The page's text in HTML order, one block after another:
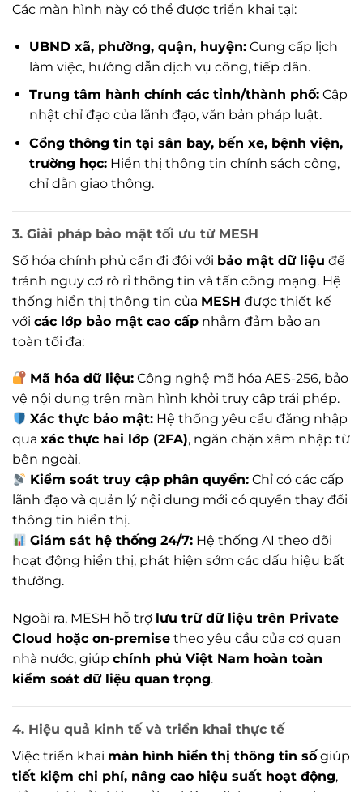
Các màn hình này có thể được triển khai tại:
UBND xã, phường, quận, huyện:Cung cấp lịch
làm việc, hướng dẫn dịch vụ công, tiếp dân.
Trung tâm hành chính các tỉnh/thành phố:Cập
nhật chỉ đạo của lãnh đạo, văn bản pháp luật.
Cổng thông tin tại sân bay, bến xe, bệnh viện,
trường học:Hiển thị thông tin chính sách công,
chỉ dẫn giao thông.
3. Giải pháp bảo mật tối ưu từ MESH
Số hóa chính phủ cần đi đôi với bảo mật dữ liệu để
tránh nguy cơ rò rỉ thông tin và tấn công mạng. Hệ
thống hiển thị thông tin của MESH được thiết kế
với các lớp bảo mật cao cấp nhằm đảm bảo an
toàn tối đa:
Mã hóa dữ liệu: Công nghệ mã hóa AES-256, bảo
vệ nội dung trên màn hình khỏi truy cập trái phép.
Xác thực bảo mật: Hệ thống yêu cầu đăng nhập
qua xác thực hai lớp (2FA), ngăn chặn xâm nhập từ
bên ngoài.
Kiểm soát truy cập phân quyền: Chỉ có các cấp
lãnh đạo và quản lý nội dung mới có quyền thay đổi
thông tin hiển thị.
Giám sát hệ thống 24/7: Hệ thống AI theo dõi
hoạt động hiển thị, phát hiện sớm các dấu hiệu bất
thường.
Ngoài ra, MESH hỗ trợ lưu trữ dữ liệu trên Private
Cloud hoặc on-premise theo yêu cầu của cơ quan
nhà nước, giúp chính phủ Việt Nam hoàn toàn
kiểm soát dữ liệu quan trọng.
4. Hiệu quả kinh tế và triển khai thực tế
Việc triển khai màn hình hiển thị thông tin sốgiúp
tiết kiệm chi phí, nâng cao hiệu suất hoạt động,